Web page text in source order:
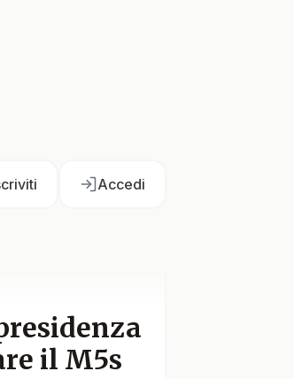
Accedi
il M5s